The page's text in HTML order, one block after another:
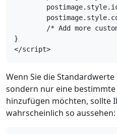
}
</script>
Wenn Sie die
sondern nur eine
hinzufügen möchten, sollte
wahrscheinlich so aussehen: